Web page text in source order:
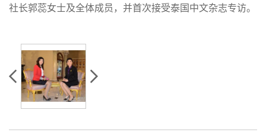
社长郭蕊女士及全体成员，并首次接受泰国中文杂志专访。